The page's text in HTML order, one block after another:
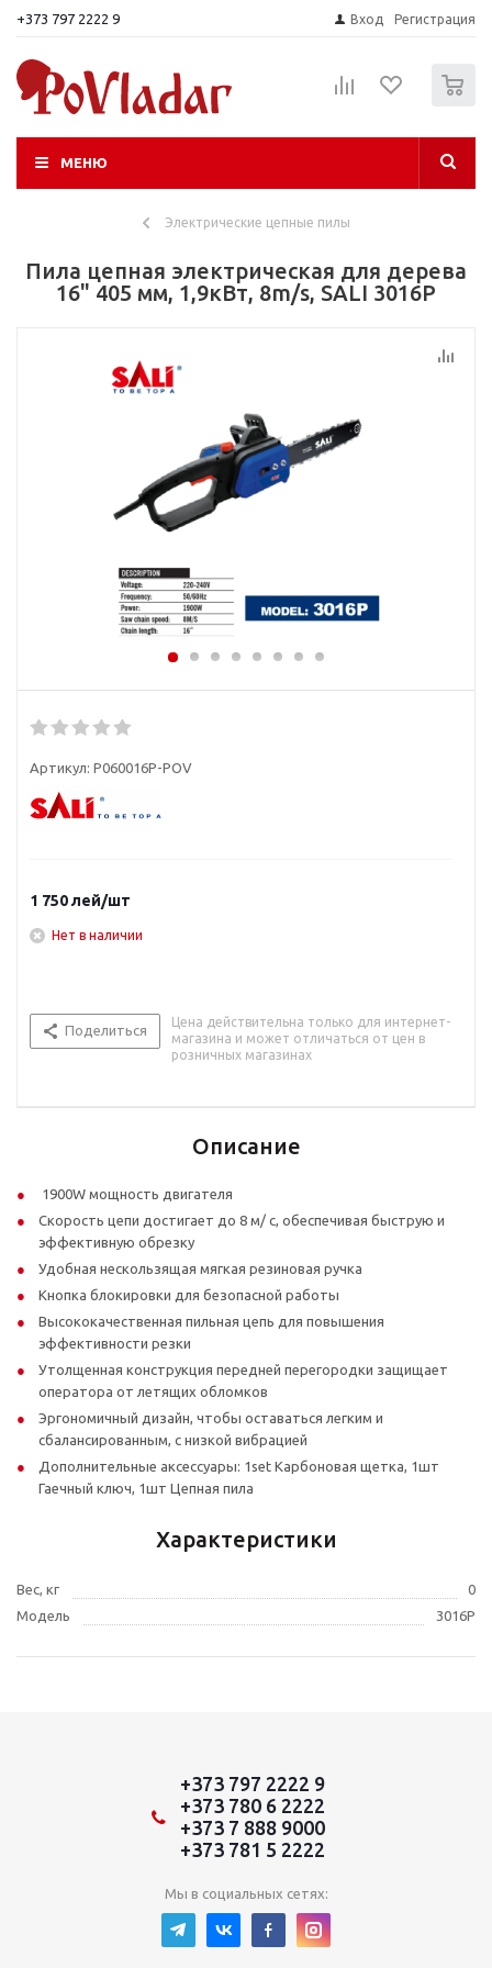
+373 797 2222 9 Вход Регистрация
МЕНЮ
Электрические цепные пилы
Пила цепная электрическая для дерева
16" 405 мм, 1,9кВт, 8m/s, SALI 3016P
Артикул: P060016P-POV
1 750лей/шт
Нет в наличии
Поделиться
Цена действительна только для интернет-
магазина и может отличаться от цен в
розничных магазинах
Описание
1900W мощность двигателя
Скорость цепи достигает до 8 м/ с, обеспечивая быструю и
эффективную обрезку
Удобная нескользящая мягкая резиновая ручка
Кнопка блокировки для безопасной работы
Высококачественная пильная цепь для повышения
эффективности резки
Утолщенная конструкция передней перегородки защищает
оператора от летящих обломков
Эргономичный дизайн, чтобы оставаться легким и
сбалансированным, с низкой вибрацией
Дополнительные аксессуары: 1set Карбоновая щетка, 1шт
Гаечный ключ, 1шт Цепная пила
Характеристики
Вес, кг
0
Модель
3016P
+373 797 2222 9
+373 780 6 2222
+373 7 888 9000
+373 781 5 2222
Мы в социальных сетях: